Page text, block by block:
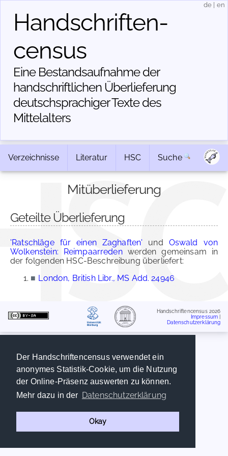
Der Handschriftencensus verwendet ein
anonymes Statistik-Cookie, um die Nutzung
der Online-Präsenz auswerten zu können.
Mehr dazu in der Datenschutzerklärung
Okay
Handschriften­
census
Eine Bestandsaufnahme der
handschriftlichen Über­lieferung
deutschsprachiger Texte des
Mittelalters
de en
Verzeichnisse Literatur HSC Suche
Mitüberlieferung
Geteilte Überlieferung
'Ratschläge für einen Zaghaften' und Oswald von
Wolkenstein: Reimpaarredenwerden gemeinsam in
der folgenden HSC-Beschreibung überliefert:
■ London, British Libr., MS Add. 24946
Handschriftencensus 2026
Impressum
Datenschutzerklärung